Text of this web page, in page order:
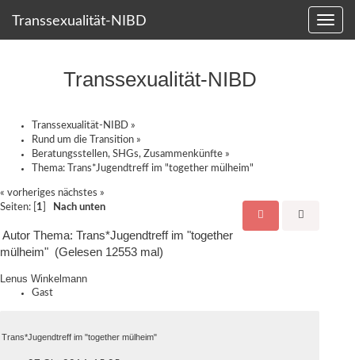
Transsexualität-NIBD
Transsexualität-NIBD
Transsexualität-NIBD »
Rund um die Transition »
Beratungsstellen, SHGs, Zusammenkünfte »
Thema:
Trans*Jugendtreff im "together mülheim"
« vorheriges nächstes »
Seiten: [ 1 Nach unten
Autor Thema: Trans*Jugendtreff im "together
mülheim" (Gelesen 12553 mal)
Lenus Winkelmann
Gast
Trans*Jugendtreff im "together mülheim"